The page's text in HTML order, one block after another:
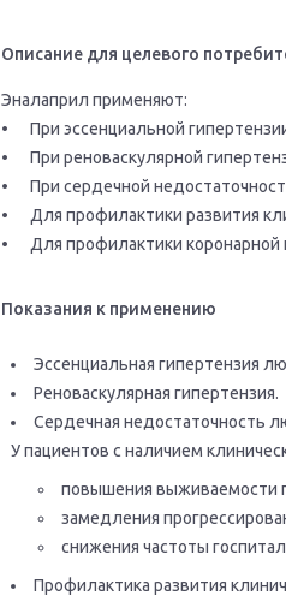
Описание для целевого
Эналаприл применяют:
•	При эссенциальной гипертензии любой степени тяжести.
•	При реноваскулярной гипертензии.
•	При сердечной недостаточности любой степени тяжести.
•	Для профилактики развития клинически выраженной сердечной недостаточности.
•	Для профилактики
Показания к применению
Эссенциальная гипертензия
Реноваскулярная гипертензия.
Сердечная недостаточность
У пациентов с наличием
повышения выживаемости
замедления
снижения частоты
Профилактика развития